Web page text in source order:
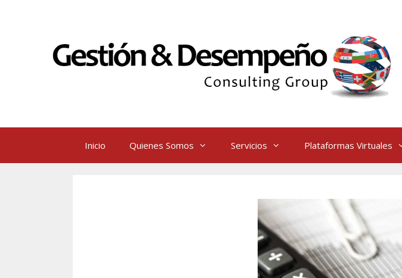
Inicio Quienes Somos Servicios Plataformas Virtuales